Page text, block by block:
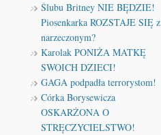
Ślubu Britney NIE BĘDZIE!
Piosenkarka ROZSTAJE SIĘ z
narzeczonym?
Karolak PONIŻA MATKĘ
SWOICH DZIECI!
GAGA podpadła terrorystom!
Córka Borysewicza
OSKARŻONA O
STRĘCZYCIELSTWO!